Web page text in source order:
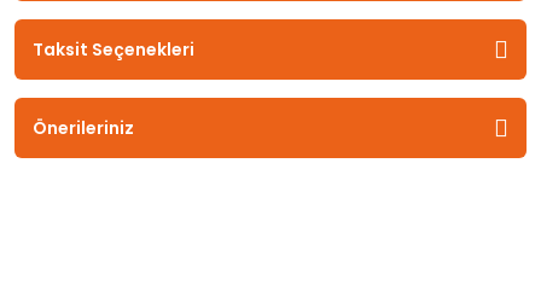
Taksit Seçenekleri
Önerileriniz